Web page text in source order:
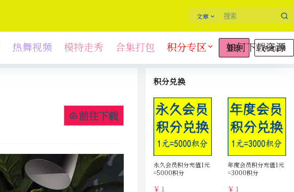
文章
登录 快速注册
热舞视频 模特走秀 合集打包 积分专区 如何下载资源
前往下载
积分兑换
永久会员积分充值1元
=5000积分
￥ 1
年度会员积分充值1元
=3000积分
￥ 1